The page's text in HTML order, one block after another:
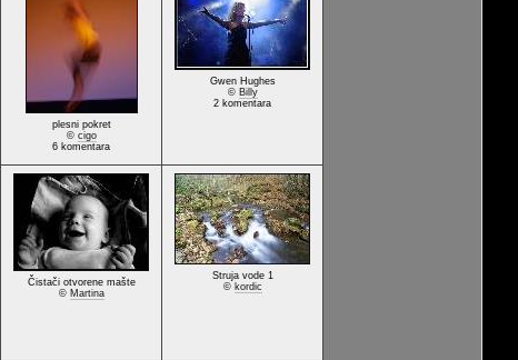
plesni pokret
© cigo
6 komentara
Gwen Hughes
© Billy
2 komentara
Čistači otvorene mašte
© Martina
Struja vode 1
© kordic